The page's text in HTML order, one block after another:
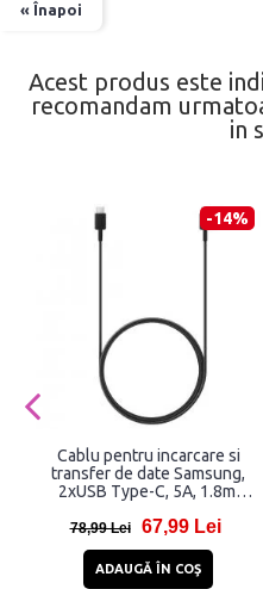
« Înapoi
Acest produs este
recomandam
in
-14%
Cablu pentru incarcare si
transfer de date Samsung,
2xUSB Type-C, 5A, 1.8m,
78,99 Lei 67,99 Lei
ADAUGĂ ÎN COŞ